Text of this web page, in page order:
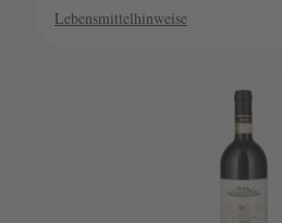
Lebensmittelhinweise